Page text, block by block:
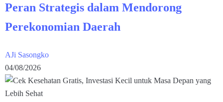
Peran Strategis dalam Mendorong
Perekonomian Daerah
AJi Sasongko
04/08/2026